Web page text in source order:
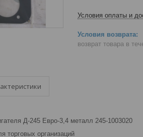
Условия оплаты и
возврат товара в
Д-245 Евро-3,4 металл 245-1003020
торговых организаций